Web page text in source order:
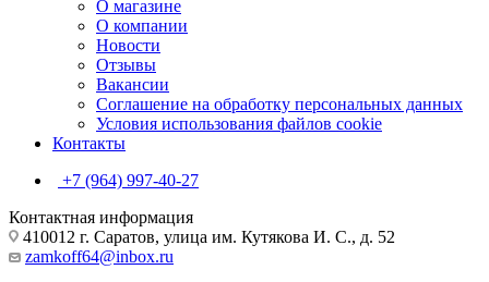
О магазине
О компании
Новости
Отзывы
Вакансии
Соглашение на обработку персональных данных
Условия использования файлов cookie
Контакты
+7 (964) 997-40-27
Контактная информация
410012 г. Саратов, улица им. Кутякова И. С., д. 52
zamkoff64@inbox.ru